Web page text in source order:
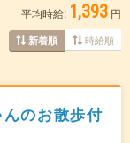
平均時給: 1,393 円
新着順 時給順
んのお散歩付